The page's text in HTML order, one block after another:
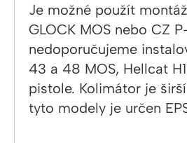
Je možné použít
GLOCK MOS nebo CZ
nedoporučujeme
43 a 48 MOS, Hellcat
pistole. Kolimátor je
tyto modely je určen